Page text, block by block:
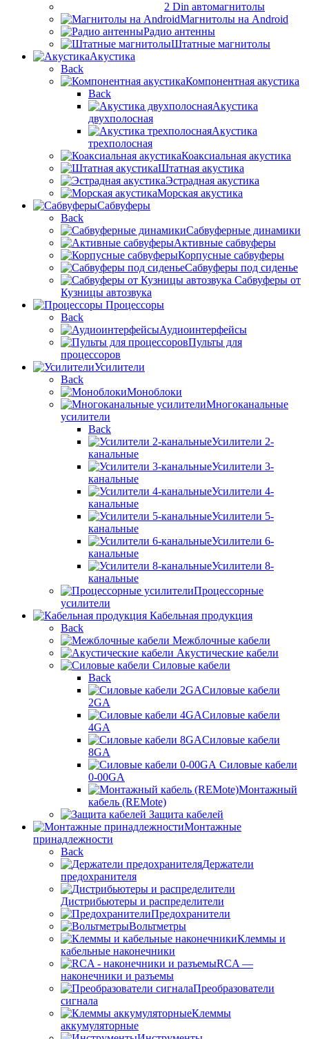
2 Din автомагнитолы
Магнитолы на Android
Радио антенны
Штатные магнитолы
Акустика
Back
Компонентная акустика
Back
Акустика
двухполосная
Акустика
трехполосная
Коаксиальная акустика
Штатная акустика
Эстрадная акустика
Морская акустика
Сабвуферы
Back
Сабвуферные динамики
Активные сабвуферы
Корпусные сабвуферы
Сабвуферы под сиденье
Сабвуферы от
Кузницы автозвука
Процессоры
Back
Аудиоинтерфейсы
Пульты для
процессоров
Усилители
Back
Моноблоки
Многоканальные
усилители
Back
Усилители 2-
канальные
Усилители 3-
канальные
Усилители 4-
канальные
Усилители 5-
канальные
Усилители 6-
канальные
Усилители 8-
канальные
Процессорные
усилители
Кабельная продукция
Back
Межблочные кабели
Акустические кабели
Силовые кабели
Back
Силовые кабели
2GA
Силовые кабели
4GA
Силовые кабели
8GA
Силовые кабели
0-00GA
Монтажный
кабель (REMote)
Защита кабелей
Монтажные
принадлежности
Back
Держатели
предохранителя
Дистрибьютеры и распределители
Предохранители
Вольтметры
Клеммы и
кабельные наконечники
RCA —
наконечники и разъемы
Преобразователи
сигнала
Клеммы
аккумуляторные